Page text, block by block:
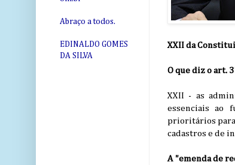
XXII da
O que diz o art.
XXII - as
essenciais ao
prioritários para
cadastros e de
A "emenda de
Abraço a todos.
EDINALDO GOMES
DA SILVA